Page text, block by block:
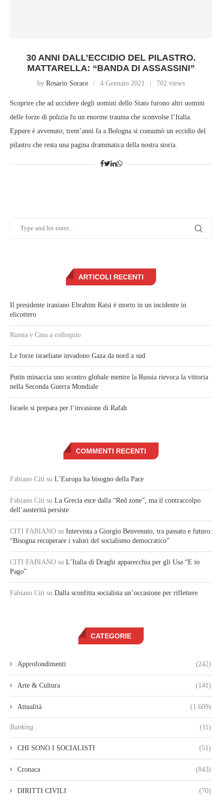
30 ANNI DALL’ECCIDIO DEL PILASTRO.
MATTARELLA: “BANDA DI ASSASSINI”
by Rosario Sorace 4 Gennaio 2021 702 views
Scoprire che ad uccidere degli uomini dello Stato furono altri uomini
delle forze di polizia fu un enorme trauma che sconvolse l’Italia.
Eppure è avvenuto; trent’anni fa a Bologna si consumò un eccidio del
pilastro che resta una pagina drammatica della nostra storia.
ARTICOLI RECENTI
Il presidente iraniano Ebrahim Raisi è morto in un incidente in
elicottero
Russia e Cina a colloquio
Le forze israeliane invadono Gaza da nord a sud
Putin minaccia uno scontro globale mentre la Russia rievoca la vittoria
nella Seconda Guerra Mondiale
Israele si prepara per l’invasione di Rafah
COMMENTI RECENTI
Fabiano Citi su L’Europa ha bisogno della Pace
Fabiano Citi su La Grecia esce dalla “Red zone”, ma il contraccolpo
dell’austerità persiste
CITI FABIANO su Intervista a Giorgio Benvenuto, tra passato e futuro:
“Bisogna recuperare i valori del socialismo democratico”
CITI FABIANO su L’Italia di Draghi apparecchia per gli Usa “E io
Pago”
Fabiano Citi su Dalla sconfitta socialista un’occasione per riflettere
CATEGORIE
Approfondimenti (242)
Arte & Cultura (141)
Attualità (1.609)
Banking (11)
CHI SONO I SOCIALISTI (51)
Cronaca (843)
DIRITTI CIVILI (70)